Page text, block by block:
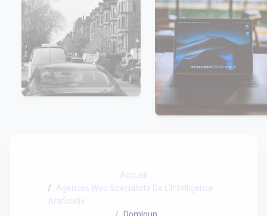
Accueil
Agences Web Spécialiste De L'Intelligence
Artificielle
Domloup